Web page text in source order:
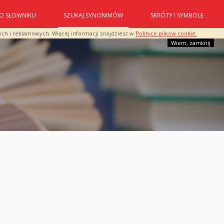
i reklamowych. Więcej informacji znajdziesz w Polityce plików cookie.
Wiem, zamknij
O SŁOWNIKU SZUKAJ SYNONIMÓW SKRÓTY I SYMBOLE